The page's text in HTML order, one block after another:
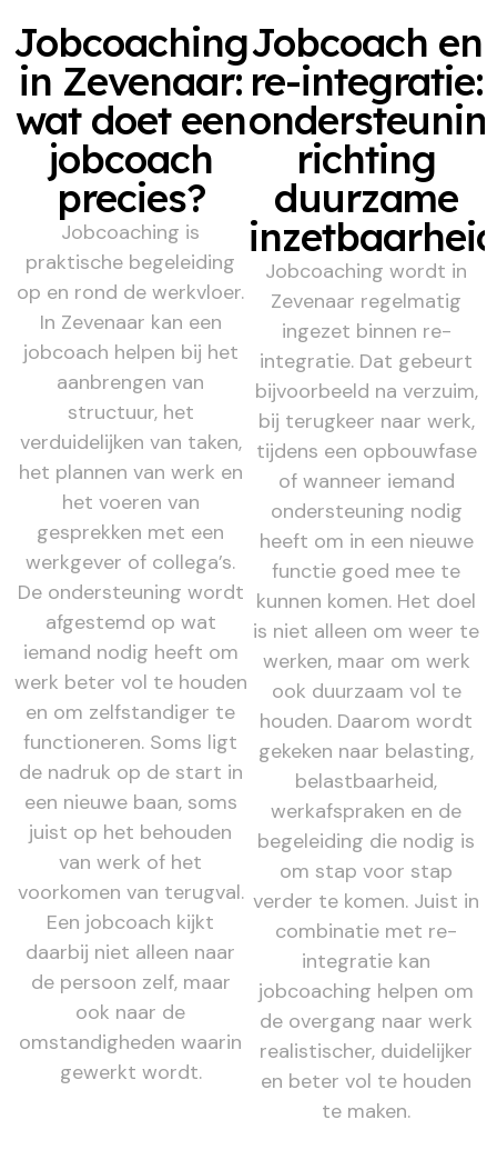
Jobcoaching
in Zevenaar:
wat doet een
jobcoach
precies?
Jobcoaching is
praktische begeleiding
op en rond de werkvloer.
In Zevenaar kan een
jobcoach helpen bij het
aanbrengen van
structuur, het
verduidelijken van taken,
het plannen van werk en
het voeren van
gesprekken met een
werkgever of collega’s.
De ondersteuning wordt
afgestemd op wat
iemand nodig heeft om
werk beter vol te houden
en om zelfstandiger te
functioneren. Soms ligt
de nadruk op de start in
een nieuwe baan, soms
juist op het behouden
van werk of het
voorkomen van terugval.
Een jobcoach kijkt
daarbij niet alleen naar
de persoon zelf, maar
ook naar de
omstandigheden waarin
gewerkt wordt.
Jobcoach en
re-integratie:
richting
duurzame
Jobcoaching wordt in
Zevenaar regelmatig
ingezet binnen re-
integratie. Dat gebeurt
bijvoorbeeld na verzuim,
bij terugkeer naar werk,
tijdens een opbouwfase
of wanneer iemand
ondersteuning nodig
heeft om in een nieuwe
functie goed mee te
kunnen komen. Het doel
is niet alleen om weer te
werken, maar om werk
ook duurzaam vol te
houden. Daarom wordt
gekeken naar belasting,
belastbaarheid,
werkafspraken en de
begeleiding die nodig is
om stap voor stap
verder te komen. Juist in
combinatie met re-
integratie kan
jobcoaching helpen om
de overgang naar werk
realistischer, duidelijker
en beter vol te houden
te maken.